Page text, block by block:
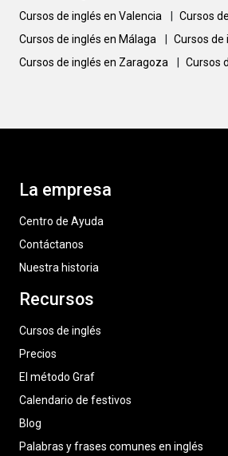
Cursos de inglés en Valencia
Cursos
Cursos de inglés en Málaga
Cursos de
Cursos de inglés en Zaragoza
Cursos
La empresa
Centro de Ayuda
Contáctanos
Nuestra historia
Recursos
Cursos de inglés
Precios
El método Graf
Calendario de festivos
Blog
Palabras y frases comunes en inglés